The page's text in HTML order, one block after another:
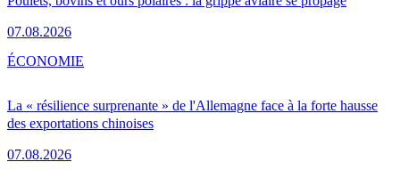
07.08.2026
La « résilience surprenante » de l'Allemagne face à la forte hausse
des exportations chinoises
07.08.2026
ÉCONOMIE